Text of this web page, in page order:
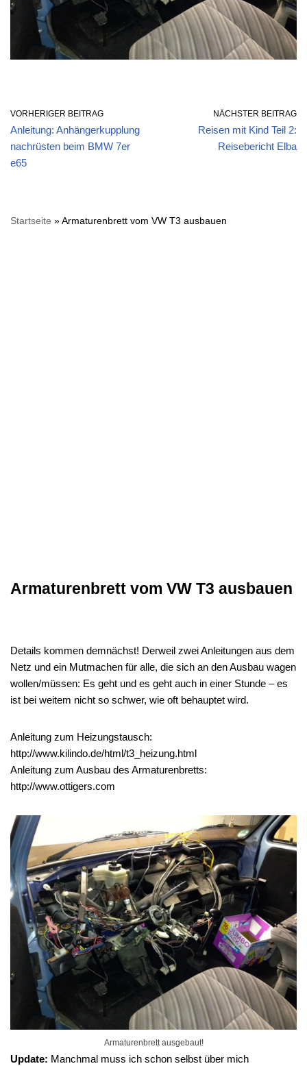
VORHERIGER BEITRAG
Anleitung: Anhängerkupplung
nachrüsten beim BMW 7er
e65
NÄCHSTER BEITRAG
Reisen mit Kind Teil 2:
Reisebericht Elba
Startseite »Armaturenbrett vom VW T3 ausbauen
Armaturenbrett vom VW T3 ausbauen
Details kommen demnächst! Derweil zwei Anleitungen aus dem
Netz und ein Mutmachen für alle, die sich an den Ausbau wagen
wollen/müssen: Es geht und es geht auch in einer Stunde – es
ist bei weitem nicht so schwer, wie oft behauptet wird.
Anleitung zum Heizungstausch:
http://www.kilindo.de/html/t3_heizung.html
Anleitung zum Ausbau des Armaturenbretts:
http://www.ottigers.com
Armaturenbrett ausgebaut!
Update: Manchmal muss ich schon selbst über mich